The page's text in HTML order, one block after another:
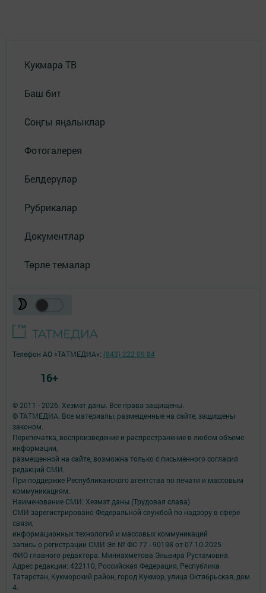
Кукмара ТВ
Баш бит
Соңгы яңалыклар
Фотогалерея
Белдерүләр
Рубрикалар
Документлар
Төрле темалар
© 2011 - 2026. Хезмәт даны. Все права защищены.
© ТАТМЕДИА. Все материалы, размещенные на сайте, защищены
законом.
Перепечатка, воспроизведение и распространение в любом объеме
информации,
размещенной на сайте, возможна только с письменного согласия
редакций СМИ.
При поддержке Республиканского агентства по печати и массовым
коммуникациям.
Наименование СМИ: Хезмэт даны (Трудовая слава)
СМИ зарегистрировано Федеральной службой по надзору в сфере
связи,
информационных технологий и массовых коммуникаций
запись о регистрации СМИ Эл № ФС 77 - 90198 от 07.10.2025
ФИО главного редактора: Миннахметова Эльвира Рустамовна.
Адрес редакции: 422110, Российская Федерация, Республика
Татарстан, Кукморский район, город Кукмор, улица Октябрьская, дом
4.
Телефон АО «ТАТМЕДИА»: (843) 222 09 84
16+